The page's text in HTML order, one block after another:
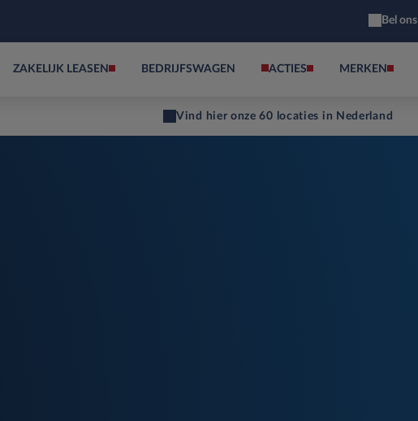
Bel
ZAKELIJK LEASEN BEDRIJFSWAGEN ACTIES MERKEN
Vind hier onze 60 locaties in Nederland